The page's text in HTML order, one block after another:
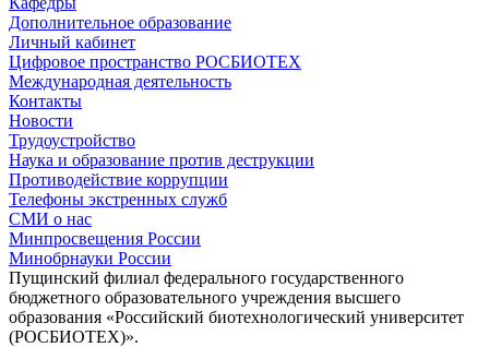
Дополнительное образование
Личный кабинет
Цифровое пространство РОСБИОТЕХ
Международная деятельность
Контакты
Новости
Трудоустройство
Наука и образование против деструкции
Противодействие коррупции
Телефоны экстренных служб
СМИ о нас
Минпросвещения России
Минобрнауки России
Пущинский филиал федерального государственного
бюджетного образовательного учреждения высшего
образования «Российский биотехнологический университет
(РОСБИОТЕХ)».